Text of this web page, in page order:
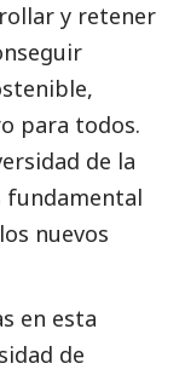
y retener
para todos.
de la
fundamental
nuevos
en esta
de